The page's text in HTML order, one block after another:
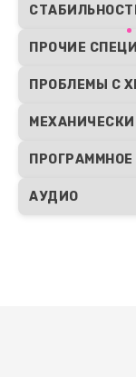
ПРОЧИЕ
ПРОБЛЕМЫ С
АУДИО